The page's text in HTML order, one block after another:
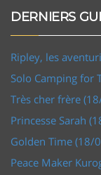
DERNIERS
Ripley, les
Solo Camping for
Très cher frère
Princesse Sarah
Golden Time (18/
Peace Maker